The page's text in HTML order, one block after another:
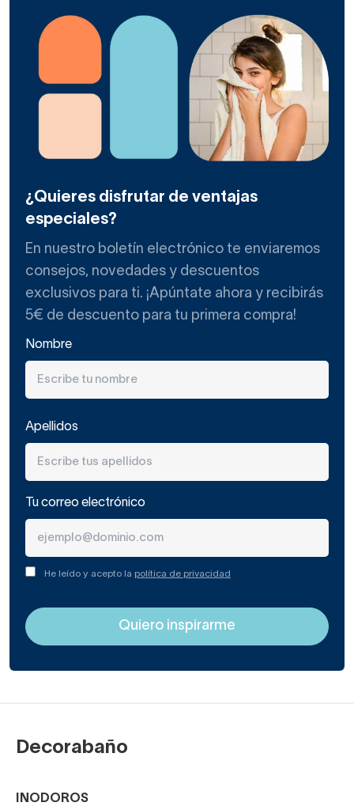
¿Quieres disfrutar de ventajas
especiales?
En nuestro boletín electrónico te enviaremos
consejos, novedades y descuentos
exclusivos para ti. ¡Apúntate ahora y recibirás
5€ de descuento para tu primera compra!
Nombre
Apellidos
Tu correo electrónico
He leído y acepto la política de privacidad
Decorabaño
INODOROS